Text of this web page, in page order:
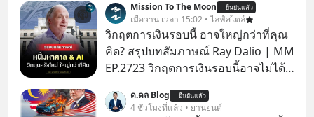
1 เดือนที่ผ่านมา แต่ความจริงคือทั่วโลก
ยังเดินหน้าลงทุน AI อย่างต่อเนื่อง ซึ่ง
ต้องการโครงสร้างพื้นฐานด้าน AI
จำนวนมาก ตั้งแต่เมโมรีชิป เก็บข้อมูล
Mission To The Moon ยืนยันแล้ว
เมื่อวาน เวลา 15:02 • ไลฟ์สไตล์
วิกฤตการเงินรอบนี้ อาจใหญ่กว่าที่คุณ
คิด? สรุปบทสัมภาษณ์ Ray Dalio | MM
EP.2723 วิกฤตการเงินรอบนี้อาจไม่ได้
Dalio ชายผู้เคยทำนายวิกฤตเศรษฐกิจ
ด.ดล Blog ยืนยันแล้ว
4 ชั่วโมงที่แล้ว • ยานยนต์